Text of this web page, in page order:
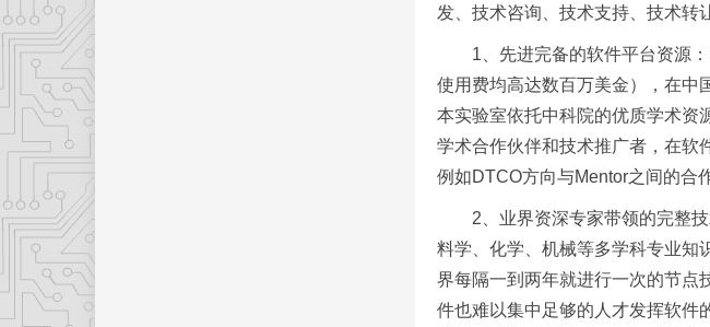
发、技术咨询、技术支持、技术转
1、先进完备的软件平台资源：
使用费均高达数百万美金），在中
本实验室依托中科院的优质学术资
学术合作伙伴和技术推广者，在软
例如DTCO方向与Mentor之间的合
2、业界资深专家带领的完整技
料学、化学、机械等多学科专业知
界每隔一到两年就进行一次的节点
件也难以集中足够的人才发挥软件